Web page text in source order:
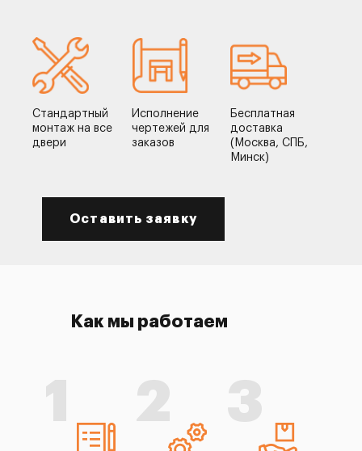
Стандартный
монтаж на все
двери
Исполнение
чертежей для
заказов
Бесплатная
доставка
(Москва, СПБ,
Минск)
Оставить заявку
Как мы работаем
1 2 3